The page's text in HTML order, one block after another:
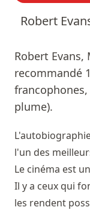
Robert
Robert Evans,
recommandé
plume).
l'un des
Le cinéma est
Il y a ceux qui
les rendent